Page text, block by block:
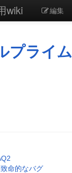
wiki 編集
プライム
致命的なバグ